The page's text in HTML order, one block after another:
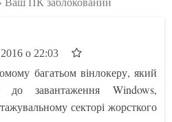
2016 о 22:03
багатьом вінлокеру, який
завантаження Windows,
секторі жорсткого